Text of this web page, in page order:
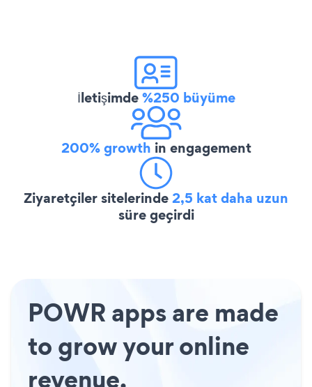
İletişimde%250 büyüme
200% growth in engagement
Ziyaretçiler sitelerinde2,5 kat daha uzun
süre geçirdi
POWR apps are made
to grow your online
revenue.